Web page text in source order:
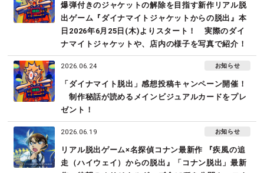
爆弾付きのジャケットの解除を目指す新作リアル脱
出ゲーム『ダイナマイトジャケットからの脱出』本
日2026年6月25日(木)よりスタート！　実際のダイ
ナマイトジャケットや、店内の様子を写真で紹介！
2026.06.24 お知らせ
「ダイナマイト脱出」感想投稿キャンペーン開催！
制作秘話が読めるメインビジュアルカードをプレ
ゼント！
2026.06.19 お知らせ
リアル脱出ゲーム×名探偵コナン最新作 『疾風の追
走（ハイウェイ）からの脱出』「コナン脱出」最新